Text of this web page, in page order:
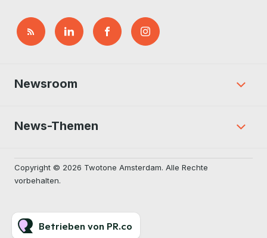
Newsroom
News-Themen
Copyright © 2026 Twotone Amsterdam. Alle Rechte
vorbehalten.
Betrieben von PR.co